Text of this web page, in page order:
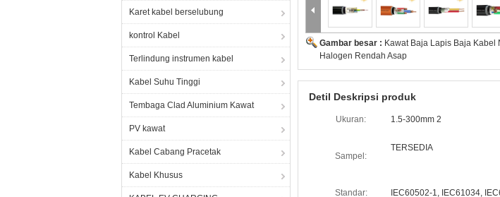
Karet kabel berselubung
kontrol Kabel
Terlindung instrumen kabel
Kabel Suhu Tinggi
Tembaga Clad Aluminium Kawat
PV kawat
Kabel Cabang Pracetak
Kabel Khusus
Gambar besar : Kawat Baja Lapis Baja Kabel
Halogen Rendah Asap
Detil Deskripsi produk
Ukuran: 1.5-300mm 2
Sampel:
TERSEDIA
Standar: IEC60502-1, IEC61034,